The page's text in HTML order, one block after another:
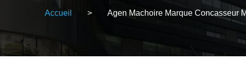
Accueil > Agen Machoire Marque Concasseur